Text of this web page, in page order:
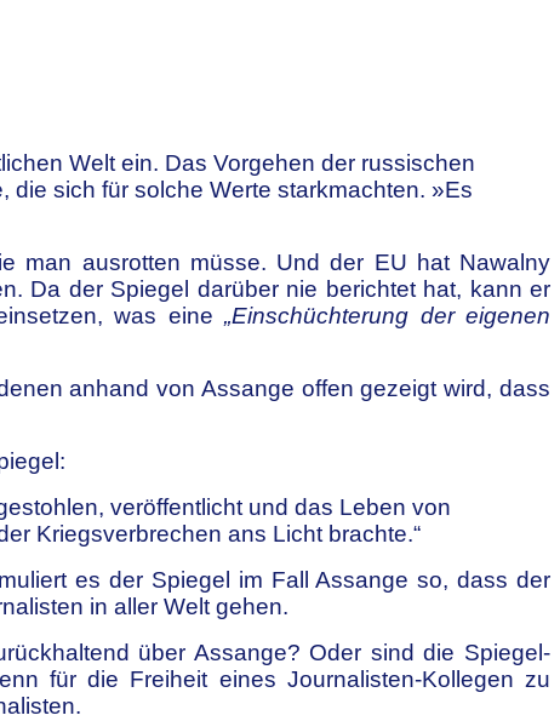
Welt ein. Das Vorgehen der russischen
sich für solche Werte starkmachten. »Es
man ausrotten müsse. Und der EU hat Nawalny
Da der Spiegel darüber nie berichtet hat, kann er
was eine„Einschüchterung der eigenen
anhand von Assange offen gezeigt wird, dass
veröffentlicht und das Leben von
Kriegsverbrechen ans Licht brachte.“
es der Spiegel im Fall Assange so, dass der
in aller Welt gehen.
über Assange? Oder sind die Spiegel-
für die Freiheit eines Journalisten-Kollegen zu